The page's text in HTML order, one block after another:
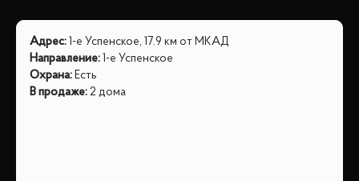
Адрес: 1-е Успенское, 17.9 км от МКАД
Направление: 1-е Успенское
Охрана: Есть
В продаже: 2 дома